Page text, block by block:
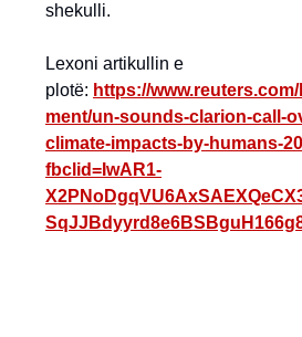
shekulli.
Lexoni artikullin e
plotë: https://
ment/un-sounds-clarion-call-
climate-impacts-by-humans-
fbclid=IwAR1-